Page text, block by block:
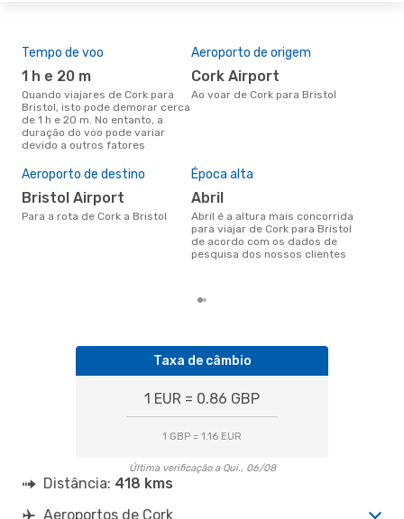
Tempo de voo
1 h e 20 m
Quando viajares de Cork para
Bristol, isto pode demorar cerca
de 1 h e 20 m. No entanto, a
duração do voo pode variar
devido a outros fatores
Aeroporto de origem
Cork Airport
Ao voar de Cork para Bristol
Aeroporto de destino
Bristol Airport
Para a rota de Cork a Bristol
Época alta
abril
abril é a altura mais concorrida
para viajar de Cork para Bristol
de acordo com os dados de
pesquisa dos nossos clientes
Taxa de câmbio
1 EUR = 0.86 GBP
1 GBP = 1.16 EUR
Última verificação a Qui., 06/08
Distância: 418 kms
Aeroportos de Cork